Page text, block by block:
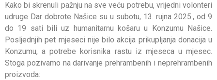
Kako bi skrenuli pažnju na sve veću potrebu, vrijedni volonteri
udruge Dar dobrote Našice su u subotu, 13. rujna 2025., od 9
do 19 sati bili uz humanitarnu košaru u Konzumu Našice.
Posljednjih pet mjeseci nije bilo akcija prikupljanja donacija u
Konzumu, a potrebe korisnika rastu iz mjeseca u mjesec.
Stoga pozivamo na darivanje prehrambenih i neprehrambenih
proizvoda: